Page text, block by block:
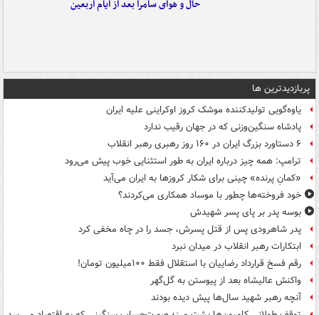
حال و هوای سامرا بعد از ایام اربعین
پربازدیدترین ها
یاوه‌گویی تولیدکننده موشک کروز اوکراینی علیه ایران
پادشاه سنگین‌وزنی که در جهان رقیب ندارد
۶ دستاورد بزرگ ایران در ۱۶۰ روز رهبری رهبر انقلاب
ترامپ: همه چیز درباره ایران به طور استثنایی خوب پیش می‌رود
«کمانِ پرنده» چینی برای شکار کروزها به ایران می‌آید
خود فروخته‌ها چطور با موساد همکاری می‌کردند؟
بوسه‌ پدر بر پای پسر شهیدش
پدر شاهرودی پس از قتل پسرش، جسد را در چاه مخفی کرد
ابتکارات رهبر انقلاب در میدان نبرد
رقم فسخ قرارداد رضاییان با استقلال فقط ۱۰۰میلیون تومان!
واکنش عالیشاه بعد از پیوستن به گل‌گهر
آنچه رهبر شهید سال‌ها پیش دیده بودند